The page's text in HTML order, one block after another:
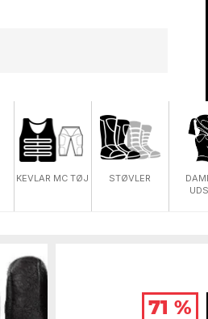
KEVLAR MC TØJ STØVLER
71 %